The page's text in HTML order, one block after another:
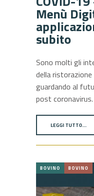
Menù
subito
Sono molti gli
della
guardando al
post coronavirus.
LEGGI TUTTO…
BOVINO BOVINO